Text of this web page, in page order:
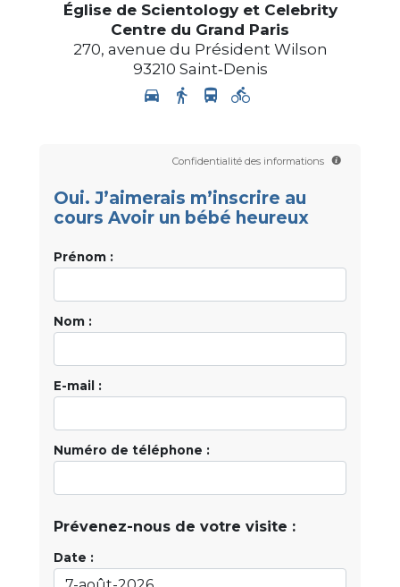
Église de Scientology et Celebrity
Centre du Grand Paris
270, avenue du Président Wilson
93210 Saint‑Denis
Confidentialité des informations
Oui. J’aimerais m’inscrire au
cours Avoir un bébé heureux
Prénom :
Nom :
E-mail :
Numéro de téléphone :
Prévenez-nous de votre visite :
Date :